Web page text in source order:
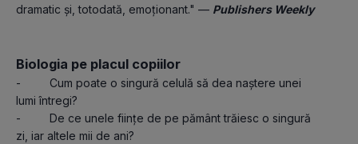
dramatic și, totodată, emoționant." — Publishers Weekly
Biologia pe placul copiilor
-         Cum poate o singură celulă să dea naștere unei
lumi întregi?
-         De ce unele ființe de pe pământ trăiesc o singură
zi, iar altele mii de ani?